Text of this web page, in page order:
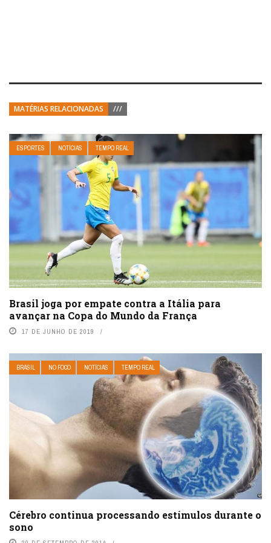
MATÉRIAS RELACIONADAS ///
ESPORTES NOTÍCIAS TEMPO REAL
Brasil joga por empate contra a Itália para
avançar na Copa do Mundo da França
17 DE JUNHO DE 2019
BRASIL NO FOCO NOTÍCIAS TEMPO REAL
Cérebro continua processando estímulos durante o
sono